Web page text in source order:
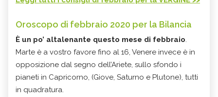
Oroscopo di febbraio 2020 per la Bilancia
È un po’ altalenante questo mese di febbraio.
Marte è a vostro favore fino al 16, Venere invece è in
opposizione dal segno dell’Ariete, sullo sfondo i
pianeti in Capricorno, (Giove, Saturno e Plutone), tutti
in quadratura.